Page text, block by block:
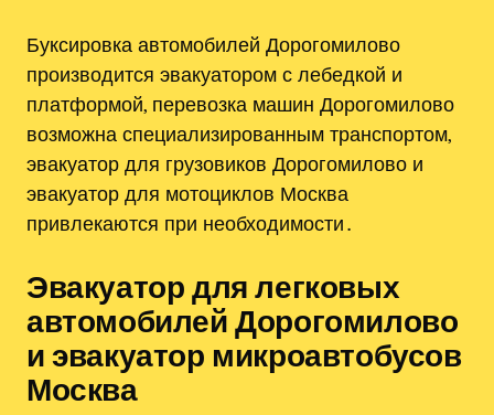
Буксировка автомобилей Дорогомилово
производится эвакуатором с лебедкой и
платформой, перевозка машин Дорогомилово
возможна специализированным транспортом,
эвакуатор для грузовиков Дорогомилово и
эвакуатор для мотоциклов Москва
привлекаются при необходимости․
Эвакуатор для легковых
автомобилей Дорогомилово
и эвакуатор микроавтобусов
Москва